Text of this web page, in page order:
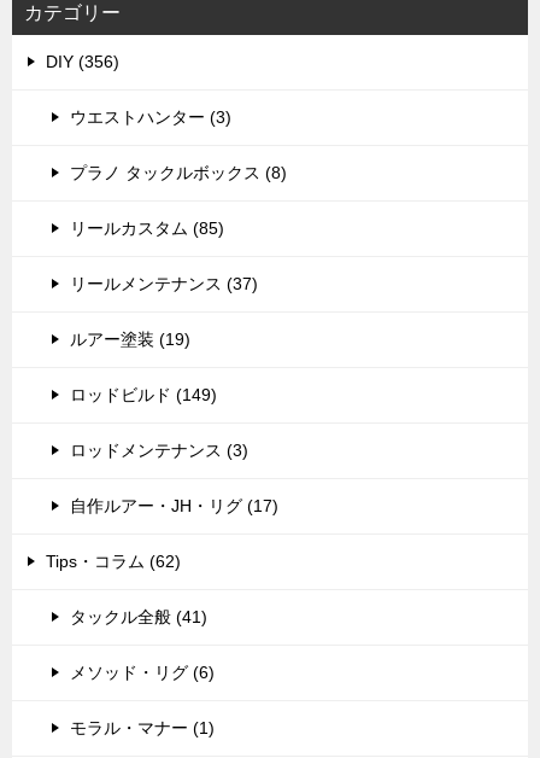
カテゴリー
DIY (356)
ウエストハンター (3)
プラノ タックルボックス (8)
リールカスタム (85)
リールメンテナンス (37)
ルアー塗装 (19)
ロッドビルド (149)
ロッドメンテナンス (3)
自作ルアー・JH・リグ (17)
Tips・コラム (62)
タックル全般 (41)
メソッド・リグ (6)
モラル・マナー (1)